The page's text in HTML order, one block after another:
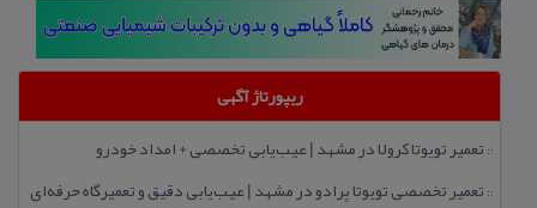
ریپورتاژ آگهی
:: تعمیر تویوتا كرولا در مشهد | عیب‌یابی تخصصی + امداد خودرو
:: تعمیر تخصصی تویوتا پرادو در مشهد | عیب‌یابی دقیق و تعمیرگاه حرفه‌ای